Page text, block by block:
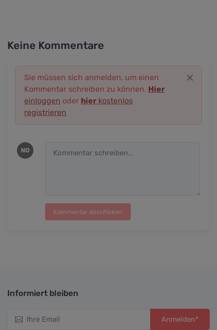
Keine Kommentare
Sie müssen sich anmelden, um einen
Kommentar schreiben zu können. Hier
einloggen oder hier kostenlos
registrieren
NO
Kommentar abschicken
Informiert bleiben
Anmelden*